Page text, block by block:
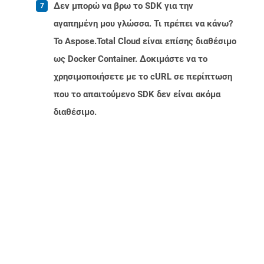
Δεν μπορώ να βρω το SDK για την
αγαπημένη μου γλώσσα. Τι πρέπει να κάνω?
Το Aspose.Total Cloud είναι επίσης διαθέσιμο
ως Docker Container. Δοκιμάστε να το
χρησιμοποιήσετε με το cURL σε περίπτωση
που το απαιτούμενο SDK δεν είναι ακόμα
διαθέσιμο.